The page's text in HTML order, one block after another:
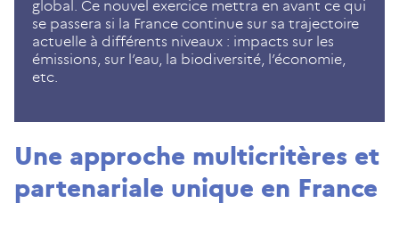
global. Ce nouvel exercice mettra en avant ce qui
se passera si la France continue sur sa trajectoire
actuelle à différents niveaux : impacts sur les
émissions, sur l’eau, la biodiversité, l’économie,
etc.
Une approche multicritères et
partenariale unique en France